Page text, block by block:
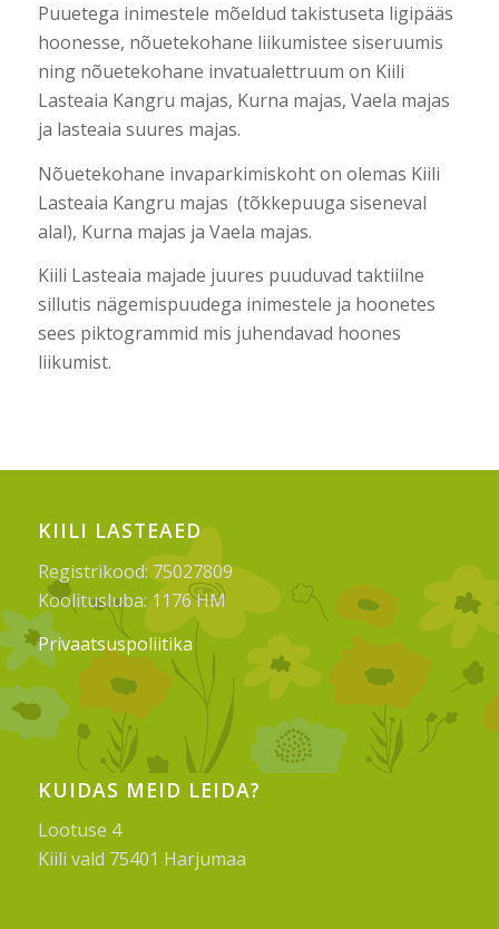
Puuetega inimestele mõeldud takistuseta ligipääs
hoonesse, nõuetekohane liikumistee siseruumis
ning nõuetekohane invatualettruum on Kiili
Lasteaia Kangru majas, Kurna majas, Vaela majas
ja lasteaia suures majas.
Nõuetekohane invaparkimiskoht on olemas Kiili
Lasteaia Kangru majas (tõkkepuuga siseneval
alal), Kurna majas ja Vaela majas.
Kiili Lasteaia majade juures puuduvad taktiilne
sillutis nägemispuudega inimestele ja hoonetes
sees piktogrammid mis juhendavad hoones
liikumist.
KIILI LASTEAED
Registrikood: 75027809
Koolitusluba: 1176 HM
Privaatsuspoliitika
KUIDAS MEID LEIDA?
Lootuse 4
Kiili vald 75401 Harjumaa